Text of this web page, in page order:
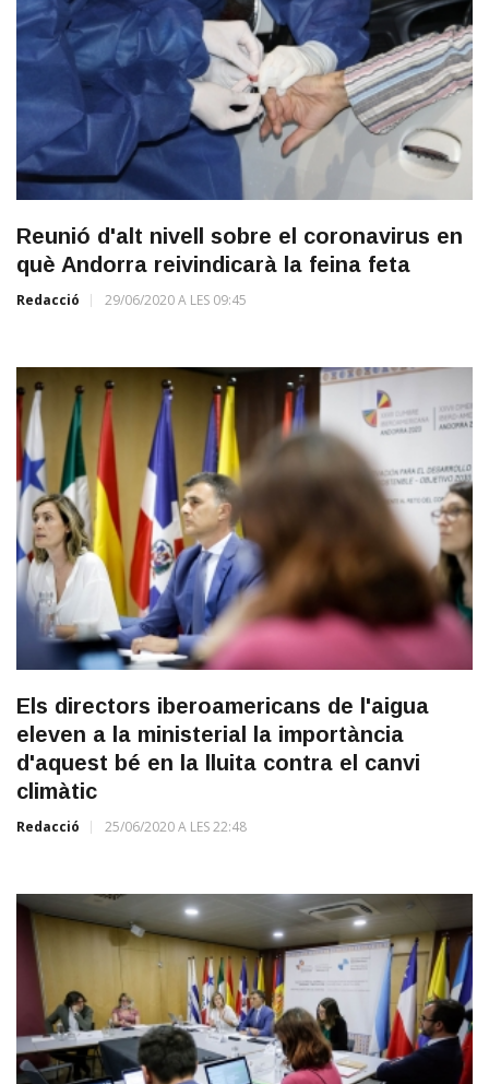
Reunió d'alt nivell sobre el coronavirus en
què Andorra reivindicarà la feina feta
Redacció 29/06/2020 A LES 09:45
Els directors iberoamericans de l'aigua
eleven a la ministerial la importància
d'aquest bé en la lluita contra el canvi
climàtic
Redacció 25/06/2020 A LES 22:48